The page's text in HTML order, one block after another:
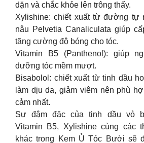
dặn và chắc khỏe lên trông thấy.
Xylishine: chiết xuất từ đường tự
nâu Pelvetia Canaliculata giúp
tăng cường độ bóng cho tóc.
Vitamin B5 (Panthenol): giúp
dưỡng tóc mềm mượt.
Bisabolol: chiết xuất từ tinh dầu
làm dịu da, giảm viêm nên phù
cảm nhất.
Sự đậm đặc của tinh dầu vỏ
Vitamin B5, Xylishine cùng các
khác trong Kem Ủ Tóc Bưởi sẽ